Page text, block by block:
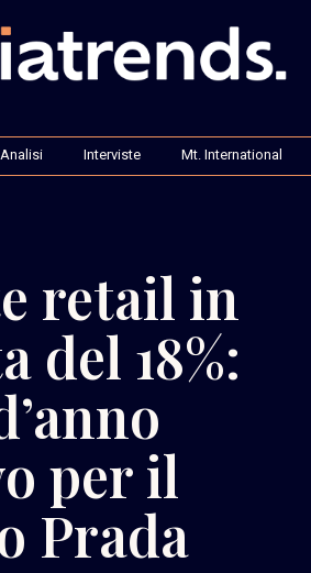
Interviste Mt. International
retail in
del 18%:
per il
Prada